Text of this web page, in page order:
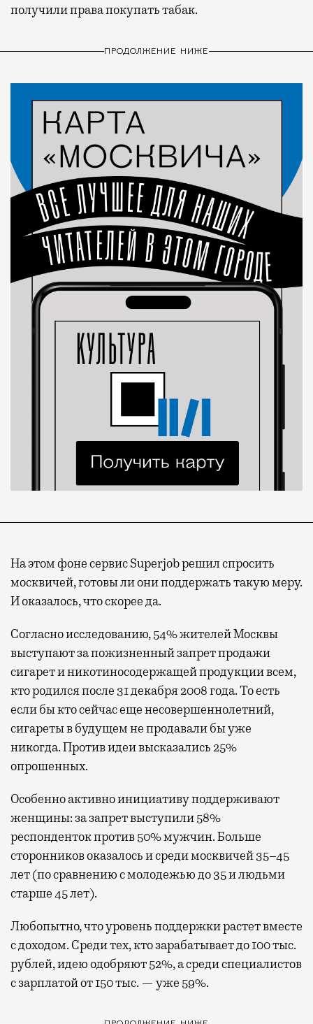
получили права покупать табак.
ПРОДОЛЖЕНИЕ НИЖЕ
На этом фоне сервис Superjob решил спросить
москвичей, готовы ли они поддержать такую меру.
И оказалось, что скорее да.
Согласно исследованию, 54% жителей Москвы
выступают за пожизненный запрет продажи
сигарет и никотиносодержащей продукции всем,
кто родился после 31 декабря 2008 года. То есть
если бы кто сейчас еще несовершеннолетний,
сигареты в будущем не продавали бы уже
никогда. Против идеи высказались 25%
опрошенных.
Особенно активно инициативу поддерживают
женщины: за запрет выступили 58%
респонденток против 50% мужчин. Больше
сторонников оказалось и среди москвичей 35–45
лет (по сравнению с молодежью до 35 и людьми
старше 45 лет).
Любопытно, что уровень поддержки растет вместе
с доходом. Среди тех, кто зарабатывает до 100 тыс.
рублей, идею одобряют 52%, а среди специалистов
с зарплатой от 150 тыс. — уже 59%.